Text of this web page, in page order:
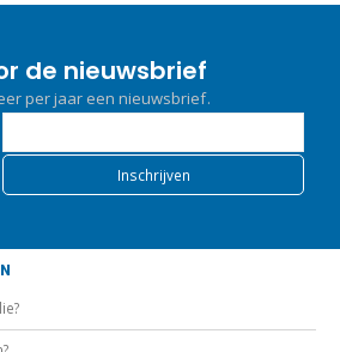
per jaar een nieuwsbrief.